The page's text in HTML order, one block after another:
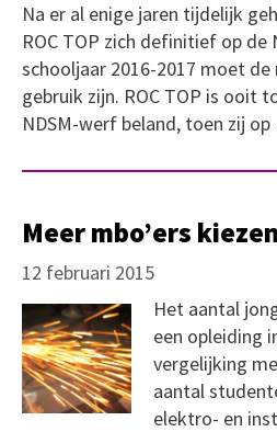
Na er al enige jaren tijdelijk
ROC TOP zich definitief op de
schooljaar 2016-2017 moet
gebruik zijn. ROC TOP is ooit
NDSM-werf beland, toen zij
Meer mbo’ers
12 februari 2015
Het aantal
een opleiding
vergelijking
aantal
elektro- en